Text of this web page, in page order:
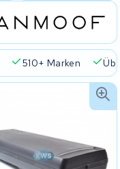
510+ Marken